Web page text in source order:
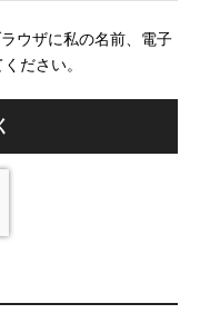
ウザに私の名前、電子
ださい。